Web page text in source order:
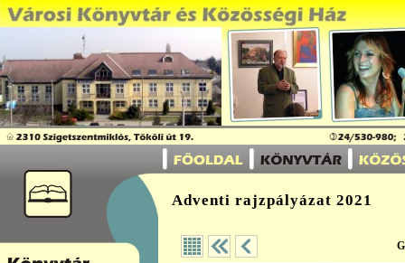
Adventi rajzpályázat 2021